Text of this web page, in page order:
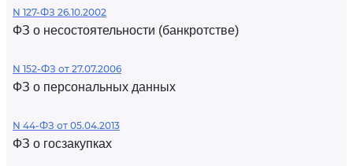
N 127-ФЗ 26.10.2002
ФЗ о несостоятельности (банкротстве)
N 152-ФЗ от 27.07.2006
ФЗ о персональных данных
N 44-ФЗ от 05.04.2013
ФЗ о госзакупках